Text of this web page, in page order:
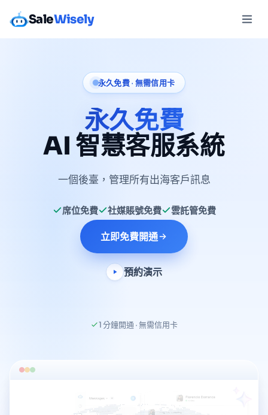
SaleWisely
永久免費 · 無需信用卡
永久免費
AI 智慧客服系統
一個後臺，管理所有出海客戶訊息
席位免費 社媒賬號免費 雲託管免費
立即免費開通
預約演示
1 分鐘開通 · 無需信用卡